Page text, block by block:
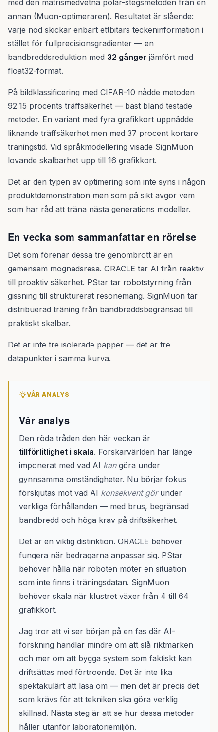
med den matrismedvetna polar-stegsmetoden från en
annan (Muon-optimeraren). Resultatet är slående:
varje nod skickar enbart ettbitars teckeninformation i
stället för fullprecisionsgradienter — en
bandbreddsreduktion med 32 gånger jämfört med
float32-format.
På bildklassificering med CIFAR-10 nådde metoden
92,15 procents träffsäkerhet — bäst bland testade
metoder. En variant med fyra grafikkort uppnådde
liknande träffsäkerhet men med 37 procent kortare
träningstid. Vid språkmodellering visade SignMuon
lovande skalbarhet upp till 16 grafikkort.
Det är den typen av optimering som inte syns i någon
produktdemonstration men som på sikt avgör vem
som har råd att träna nästa generations modeller.
En vecka som sammanfattar en rörelse
Det som förenar dessa tre genombrott är en
gemensam mognadsresa. ORACLE tar AI från reaktiv
till proaktiv säkerhet. PStar tar robotstyrning från
gissning till strukturerat resonemang. SignMuon tar
distribuerad träning från bandbreddsbegränsad till
praktiskt skalbar.
Det är inte tre isolerade papper — det är tre
datapunkter i samma kurva.
VÅR ANALYS
Vår analys
Den röda tråden den här veckan är
tillförlitlighet i skala. Forskarvärlden har länge
imponerat med vad AI kangöra under
gynnsamma omständigheter. Nu börjar fokus
förskjutas mot vad AI konsekvent görunder
verkliga förhållanden — med brus, begränsad
bandbredd och höga krav på driftsäkerhet.
Det är en viktig distinktion. ORACLE behöver
fungera när bedragarna anpassar sig. PStar
behöver hålla när roboten möter en situation
som inte finns i träningsdatan. SignMuon
behöver skala när klustret växer från 4 till 64
grafikkort.
Jag tror att vi ser början på en fas där AI-
forskning handlar mindre om att slå riktmärken
och mer om att bygga system som faktiskt kan
driftsättas med förtroende. Det är inte lika
spektakulärt att läsa om — men det är precis det
som krävs för att tekniken ska göra verklig
skillnad. Nästa steg är att se hur dessa metoder
håller utanför laboratoriemiljön.